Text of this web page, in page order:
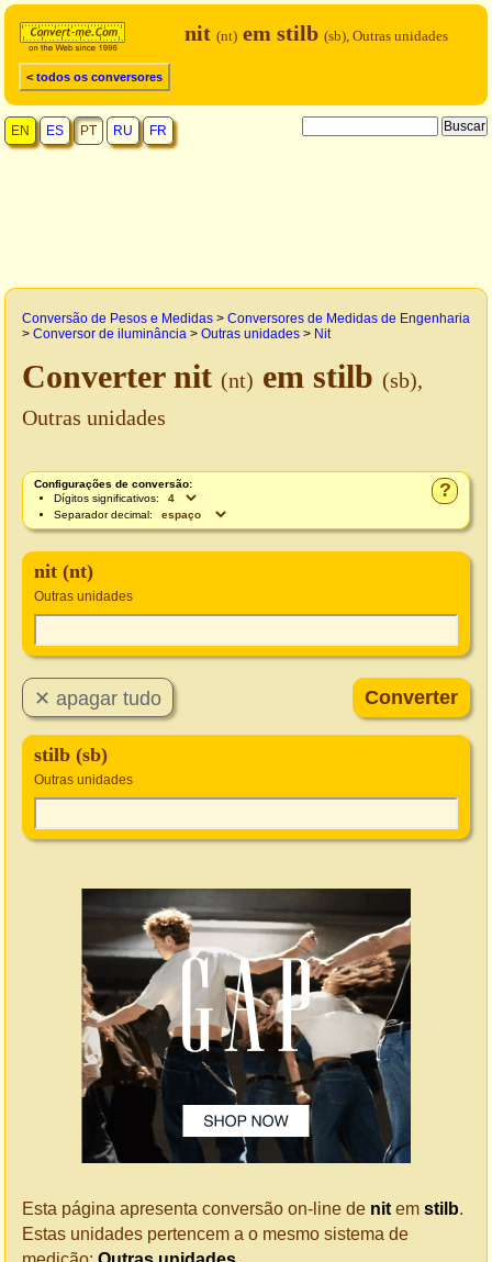
< todos os conversores
nit (nt) em stilb (sb), Outras unidades
EN ES PT RU FR
Conversão de Pesos e Medidas > Conversores de Medidas de Engenharia
> Conversor de iluminância > Outras unidades > Nit
Converter nit (nt) em stilb (sb),
Outras unidades
?
Configurações de conversão:
Dígitos significativos:
Separador decimal:
nit (nt)
Outras unidades
stilb (sb)
Outras unidades
Esta página apresenta conversão on-line de nit em stilb.
Estas unidades pertencem a o mesmo sistema de